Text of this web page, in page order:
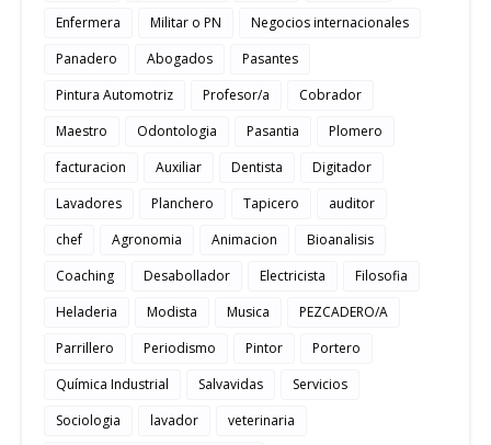
Enfermera
Militar o PN
Negocios internacionales
Panadero
Abogados
Pasantes
Pintura Automotriz
Profesor/a
Cobrador
Maestro
Odontologia Pasantia
Plomero
facturacion
Auxiliar Dentista
Digitador
Lavadores
Planchero Tapicero
auditor
chef
Agronomia Animacion
Bioanalisis
Coaching
Desabollador Electricista
Filosofia
Heladeria
Modista Musica
PEZCADERO/A
Parrillero
Periodismo Pintor
Portero
Química Industrial
Salvavidas
Servicios
Sociologia
lavador
veterinaria